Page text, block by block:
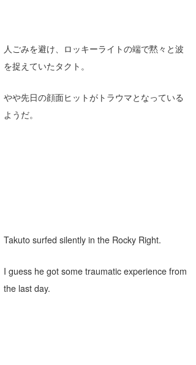
人ごみを避け、ロッキーライトの端で黙々と波
を捉えていたタクト。
やや先日の顔面ヒットがトラウマとなっている
ようだ。
Takuto surfed silently in the Rocky Right.
I guess he got some traumatic experience from
the last day.